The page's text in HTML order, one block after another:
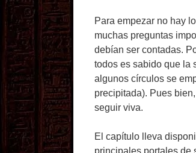
Para empezar no hay
muchas preguntas
debían ser contadas.
todos es sabido que la
algunos círculos se
precipitada). Pues
seguir viva.
El capítulo lleva
principales portales de